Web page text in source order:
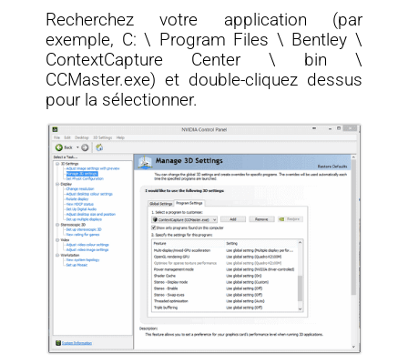
Recherchez votre application (par
exemple, C: \ Program Files \ Bentley \
ContextCapture Center \ bin \
CCMaster.exe) et double-cliquez dessus
pour la sélectionner.